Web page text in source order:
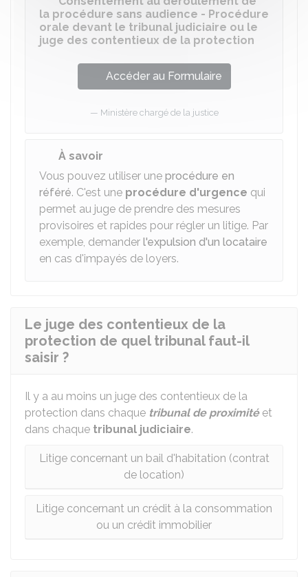
la procédure sans audience - Procédure
orale devant le tribunal judiciaire ou le
juge des contentieux de la protection
Accéder au Formulaire
Ministère chargé de la justice
À savoir
Vous pouvez utiliser une procédure en
référé. C'est une procédure d'urgence qui
permet au juge de prendre des mesures
provisoires et rapides pour régler un litige. Par
exemple, demander l'expulsion d'un locataire
en cas d'impayés de loyers.
Le juge des contentieux de la
protection de quel tribunal faut-il
saisir ?
Il y a au moins un juge des contentieux de la
protection dans chaque tribunal de proximitéet
dans chaque tribunal judiciaire.
Litige concernant un bail d'habitation (contrat
de location)
Litige concernant un crédit à la consommation
ou un crédit immobilier